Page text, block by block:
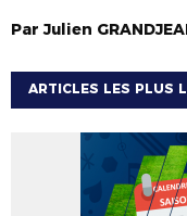
ParJulien
ARTICLES LES PLUS